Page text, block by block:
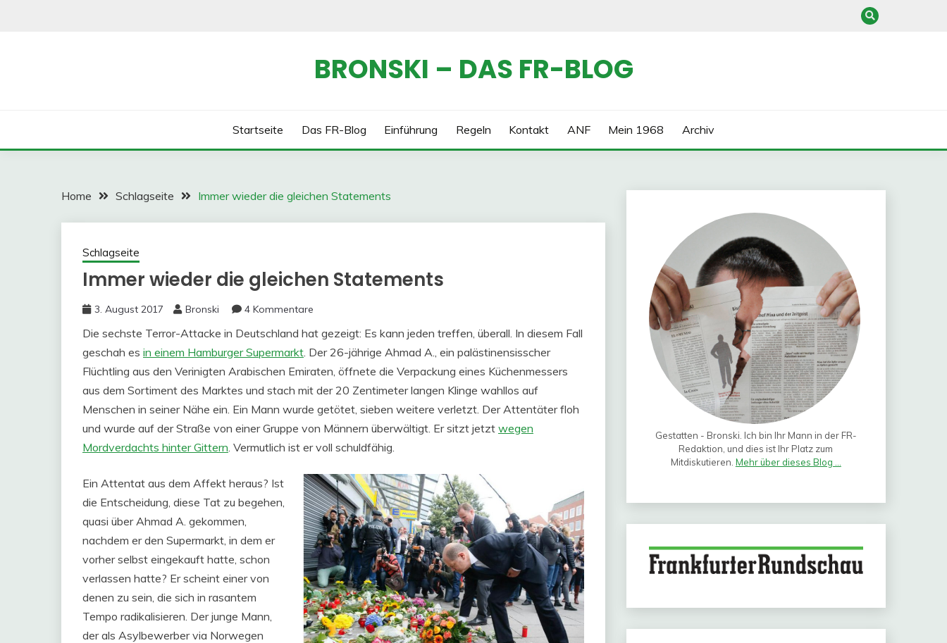
BRONSKI – DAS FR-BLOG
Startseite Das FR-Blog Einführung Regeln Kontakt ANF Mein 1968 Archiv
Home Schlagseite Immer wieder die gleichen Statements
Schlagseite
Immer wieder die gleichen Statements
3. August 2017 Bronski 4 Kommentare
Die sechste Terror-Attacke in Deutschland hat gezeigt: Es kann jeden treffen, überall. In diesem Fall
geschah es in einem Hamburger Supermarkt. Der 26-jährige Ahmad A., ein palästinensisscher
Flüchtling aus den Verinigten Arabischen Emiraten, öffnete die Verpackung eines Küchenmessers
aus dem Sortiment des Marktes und stach mit der 20 Zentimeter langen Klinge wahllos auf
Menschen in seiner Nähe ein. Ein Mann wurde getötet, sieben weitere verletzt. Der Attentäter floh
und wurde auf der Straße von einer Gruppe von Männern überwältigt. Er sitzt jetzt wegen
Mordverdachts hinter Gittern. Vermutlich ist er voll schuldfähig.
Ein Attentat aus dem Affekt heraus? Ist
die Entscheidung, diese Tat zu begehen,
quasi über Ahmad A. gekommen,
nachdem er den Supermarkt, in dem er
vorher selbst eingekauft hatte, schon
verlassen hatte? Er scheint einer von
denen zu sein, die sich in rasantem
Tempo radikalisieren. Der junge Mann,
der als Asylbewerber via Norwegen
Gestatten - Bronski. Ich bin Ihr Mann in der FR-
Redaktion, und dies ist Ihr Platz zum
Mitdiskutieren. Mehr über dieses Blog ...